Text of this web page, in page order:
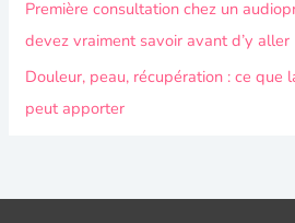
Première consultation chez un
devez vraiment savoir avant d’y aller
Douleur, peau, récupération : ce que
peut apporter